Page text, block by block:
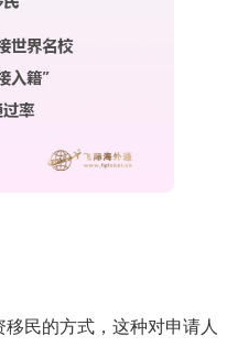
民的方式，这种对申请人